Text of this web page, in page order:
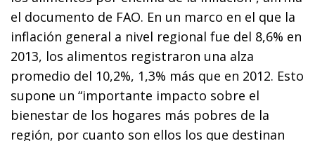
el documento de FAO. En un marco en el que la
inflación general a nivel regional fue del 8,6% en
2013, los alimentos registraron una alza
promedio del 10,2%, 1,3% más que en 2012. Esto
supone un “importante impacto sobre el
bienestar de los hogares más pobres de la
región, por cuanto son ellos los que destinan